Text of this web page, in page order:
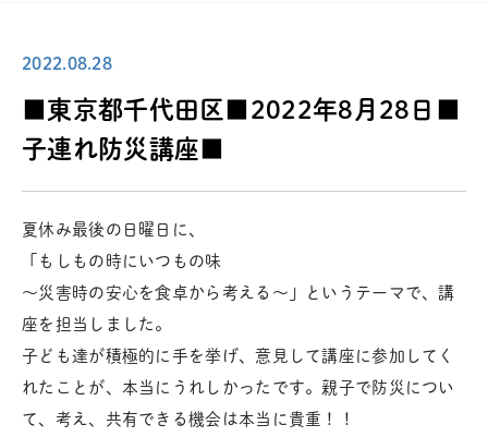
メディア掲載
お問い合わせ 運営団体
2022.08.28
■東京都千代田区■2022年8月28日■
子連れ防災講座■
夏休み最後の日曜日に、
「もしもの時にいつもの味
～災害時の安心を食卓から考える～」というテーマで、講
座を担当しました。
子ども達が積極的に手を挙げ、意見して講座に参加してく
れたことが、本当にうれしかったです。親子で防災につい
て、考え、共有できる機会は本当に貴重！！